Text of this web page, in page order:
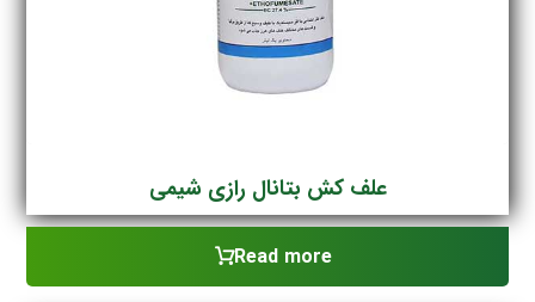
علف کش بتانال رازی شیمی
Read more